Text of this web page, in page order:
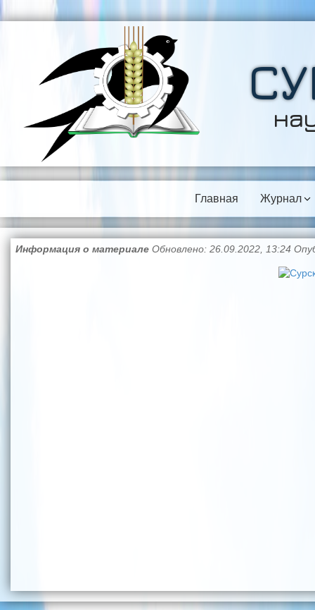
Главная Журнал
Информация о материале Обновлено: 26.09.2022, 13:24